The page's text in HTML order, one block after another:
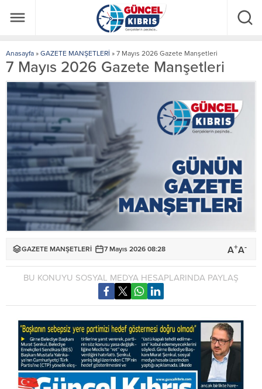
Anasayfa » GAZETE MANŞETLERİ » 7 Mayıs 2026 Gazete Manşetleri
7 Mayıs 2026 Gazete Manşetleri
GAZETE MANŞETLERİ 7 Mayıs 2026 08:28 A+A-
BU KONUYU SOSYAL MEDYA HESAPLARINDA PAYLAŞ